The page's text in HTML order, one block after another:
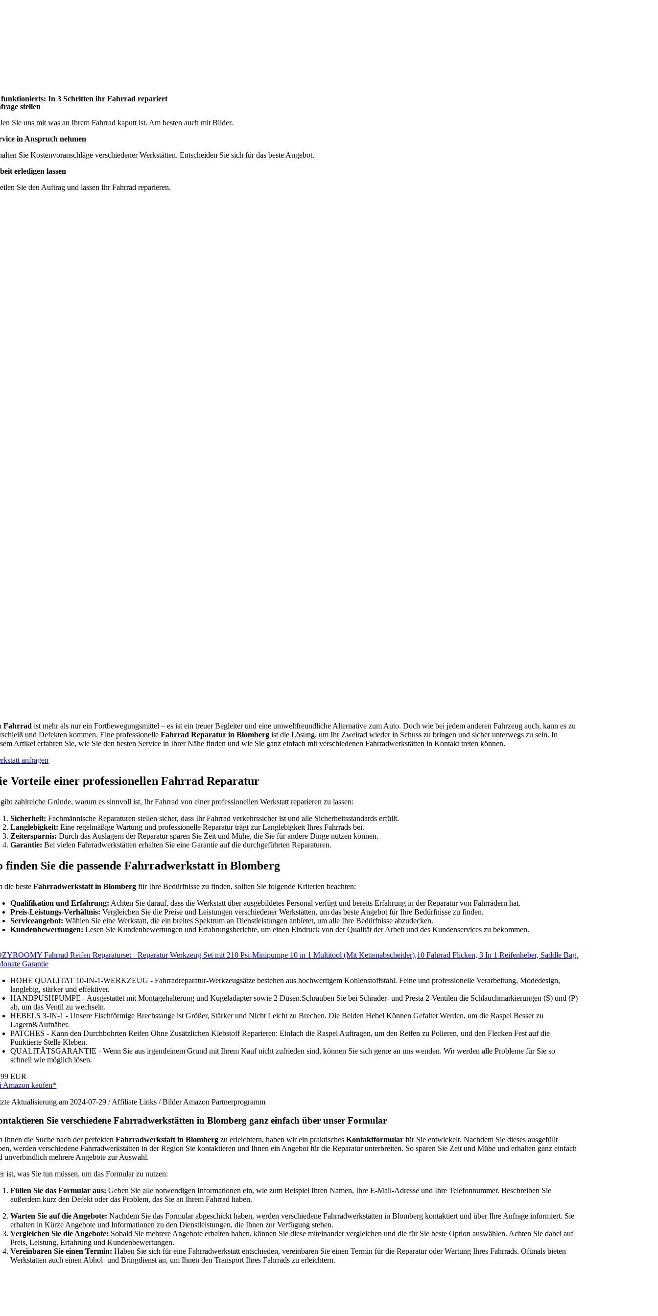
funktionierts: In 3 Schritten ihr Fahrrad repariert
stellen
Sie uns mit was an Ihrem Fahrrad kaputt ist. Am besten auch mit Bilder.
in Anspruch nehmen
Sie Kostenvoranschläge verschiedener Werkstätten. Entscheiden Sie sich für das beste Angebot.
erledigen lassen
Sie den Auftrag und lassen Ihr Fahrrad reparieren.
Fahrrad ist mehr als nur ein Fortbewegungsmittel – es ist ein treuer Begleiter und eine umweltfreundliche Alternative zum Auto. Doch wie bei jedem anderen Fahrzeug auch, kann es zu
und Defekten kommen. Eine professionelleFahrrad Reparatur in Blomberg ist die Lösung, um Ihr Zweirad wieder in Schuss zu bringen und sicher unterwegs zu sein. In
Artikel erfahren Sie, wie Sie den besten Service in Ihrer Nähe finden und wie Sie ganz einfach mit verschiedenen Fahrradwerkstätten in Kontakt treten können.
anfragen
Vorteile einer professionellen Fahrrad Reparatur
zahlreiche Gründe, warum es sinnvoll ist, Ihr Fahrrad von einer professionellen Werkstatt reparieren zu lassen:
Sicherheit: Fachmännische Reparaturen stellen sicher, dass Ihr Fahrrad verkehrssicher ist und alle Sicherheitsstandards erfüllt.
Langlebigkeit: Eine regelmäßige Wartung und professionelle Reparatur trägt zur Langlebigkeit Ihres Fahrrads bei.
Zeitersparnis: Durch das Auslagern der Reparatur sparen Sie Zeit und Mühe, die Sie für andere Dinge nutzen können.
Garantie: Bei vielen Fahrradwerkstätten erhalten Sie eine Garantie auf die durchgeführten Reparaturen.
finden Sie die passende Fahrradwerkstatt in Blomberg
die besteFahrradwerkstatt in Blomberg für Ihre Bedürfnisse zu finden, sollten Sie folgende Kriterien beachten:
Qualifikation und Erfahrung: Achten Sie darauf, dass die Werkstatt über ausgebildetes Personal verfügt und bereits Erfahrung in der Reparatur von Fahrrädern hat.
Preis-Leistungs-Verhältnis: Vergleichen Sie die Preise und Leistungen verschiedener Werkstätten, um das beste Angebot für Ihre Bedürfnisse zu finden.
Serviceangebot: Wählen Sie eine Werkstatt, die ein breites Spektrum an Dienstleistungen anbietet, um alle Ihre Bedürfnisse abzudecken.
Kundenbewertungen: Lesen Sie Kundenbewertungen und Erfahrungsberichte, um einen Eindruck von der Qualität der Arbeit und des Kundenservices zu bekommen.
Fahrrad Reifen Reparaturset - Reparatur Werkzeug Set mit 210 Psi-Minipumpe 10 in 1 Multitool (Mit Kettenabscheider),10 Fahrrad Flicken, 3 In 1 Reifenheber, Saddle Bag.
Garantie
HOHE QUALITAT 10-IN-1-WERKZEUG - Fahrradreparatur-Werkzeugsätze bestehen aus hochwertigem Kohlenstoffstahl. Feine und professionelle Verarbeitung, Modedesign,
langlebig, stärker und effektiver.
HANDPUSHPUMPE - Ausgestattet mit Montagehalterung und Kugeladapter sowie 2 Düsen.Schrauben Sie bei Schrader- und Presta 2-Ventilen die Schlauchmarkierungen (S) und (P)
ab, um das Ventil zu wechseln.
HEBELS 3-IN-1 - Unsere Fischförmige Brechstange ist Größer, Stärker und Nicht Leicht zu Brechen. Die Beiden Hebel Können Gefaltet Werden, um die Raspel Besser zu
Lagern&Aufnäher.
PATCHES - Kann den Durchbohrten Reifen Ohne Zusätzlichen Klebstoff Reparieren: Einfach die Raspel Auftragen, um den Reifen zu Polieren, und den Flecken Fest auf die
Punktierte Stelle Kleben.
QUALITÄTSGARANTIE - Wenn Sie aus irgendeinem Grund mit Ihrem Kauf nicht zufrieden sind, können Sie sich gerne an uns wenden. Wir werden alle Probleme für Sie so
schnell wie möglich lösen.
EUR
Amazon kaufen*
Aktualisierung am 2024-07-29 / Affiliate Links / Bilder Amazon Partnerprogramm
Sie verschiedene Fahrradwerkstätten in Blomberg ganz einfach über unser Formular
Ihnen die Suche nach der perfektenFahrradwerkstatt in Blomberg zu erleichtern, haben wir ein praktischesKontaktformular für Sie entwickelt. Nachdem Sie dieses ausgefüllt
werden verschiedene Fahrradwerkstätten in der Region Sie kontaktieren und Ihnen ein Angebot für die Reparatur unterbreiten. So sparen Sie Zeit und Mühe und erhalten ganz einfach
unverbindlich mehrere Angebote zur Auswahl.
ist, was Sie tun müssen, um das Formular zu nutzen:
Füllen Sie das Formular aus: Geben Sie alle notwendigen Informationen ein, wie zum Beispiel Ihren Namen, Ihre E-Mail-Adresse und Ihre Telefonnummer. Beschreiben Sie
außerdem kurz den Defekt oder das Problem, das Sie an Ihrem Fahrrad haben.
Warten Sie auf die Angebote: Nachdem Sie das Formular abgeschickt haben, werden verschiedene Fahrradwerkstätten in Blomberg kontaktiert und über Ihre Anfrage informiert. Sie
erhalten in Kürze Angebote und Informationen zu den Dienstleistungen, die Ihnen zur Verfügung stehen.
Vergleichen Sie die Angebote: Sobald Sie mehrere Angebote erhalten haben, können Sie diese miteinander vergleichen und die für Sie beste Option auswählen. Achten Sie dabei auf
Preis, Leistung, Erfahrung und Kundenbewertungen.
Vereinbaren Sie einen Termin: Haben Sie sich für eine Fahrradwerkstatt entschieden, vereinbaren Sie einen Termin für die Reparatur oder Wartung Ihres Fahrrads. Oftmals bieten
Werkstätten auch einen Abhol- und Bringdienst an, um Ihnen den Transport Ihres Fahrrads zu erleichtern.